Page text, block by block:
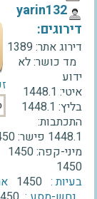
‫yarin132‬
דירוגים:
דירוג אתר:1389
מד כושר:לא
ידוע
איטי: 1448.1
בליץ: 1448.1
התכתבות:
1448.1 פישר:
מיני-קפה:1450
1450
בעיות : 1450